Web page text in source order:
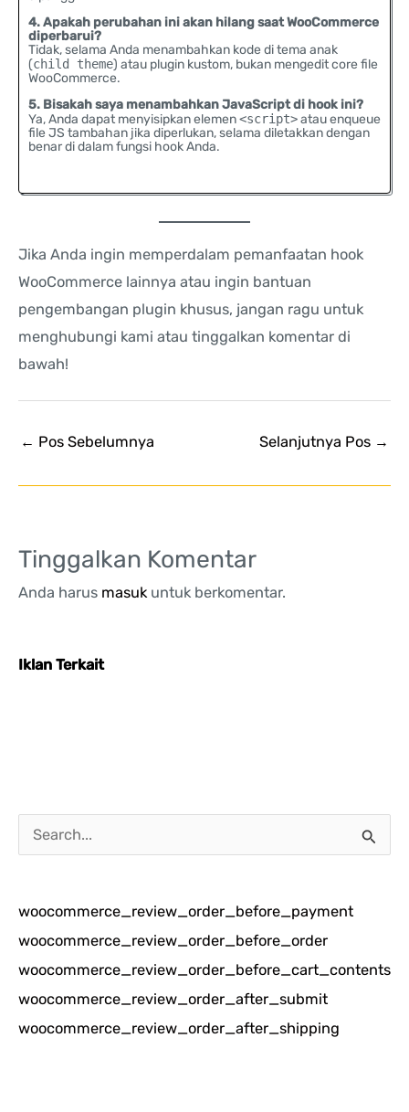
4. Apakah perubahan ini akan hilang saat WooCommerce
diperbarui?
Tidak, selama Anda menambahkan kode di tema anak
(child theme) atau plugin kustom, bukan mengedit core file
WooCommerce.
5. Bisakah saya menambahkan JavaScript di hook ini?
Ya, Anda dapat menyisipkan elemen<script>atau enqueue
file JS tambahan jika diperlukan, selama diletakkan dengan
benar di dalam fungsi hook Anda.
Jika Anda ingin memperdalam pemanfaatan hook
WooCommerce lainnya atau ingin bantuan
pengembangan plugin khusus, jangan ragu untuk
menghubungi kami atau tinggalkan komentar di
bawah!
← Pos Sebelumnya Selanjutnya Pos →
Tinggalkan Komentar
Anda harus masukuntuk berkomentar.
Iklan Terkait
a
i
u
n
t
u
woocommerce_review_order_before_payment
woocommerce_review_order_before_order
woocommerce_review_order_before_cart_contents
woocommerce_review_order_after_submit
woocommerce_review_order_after_shipping